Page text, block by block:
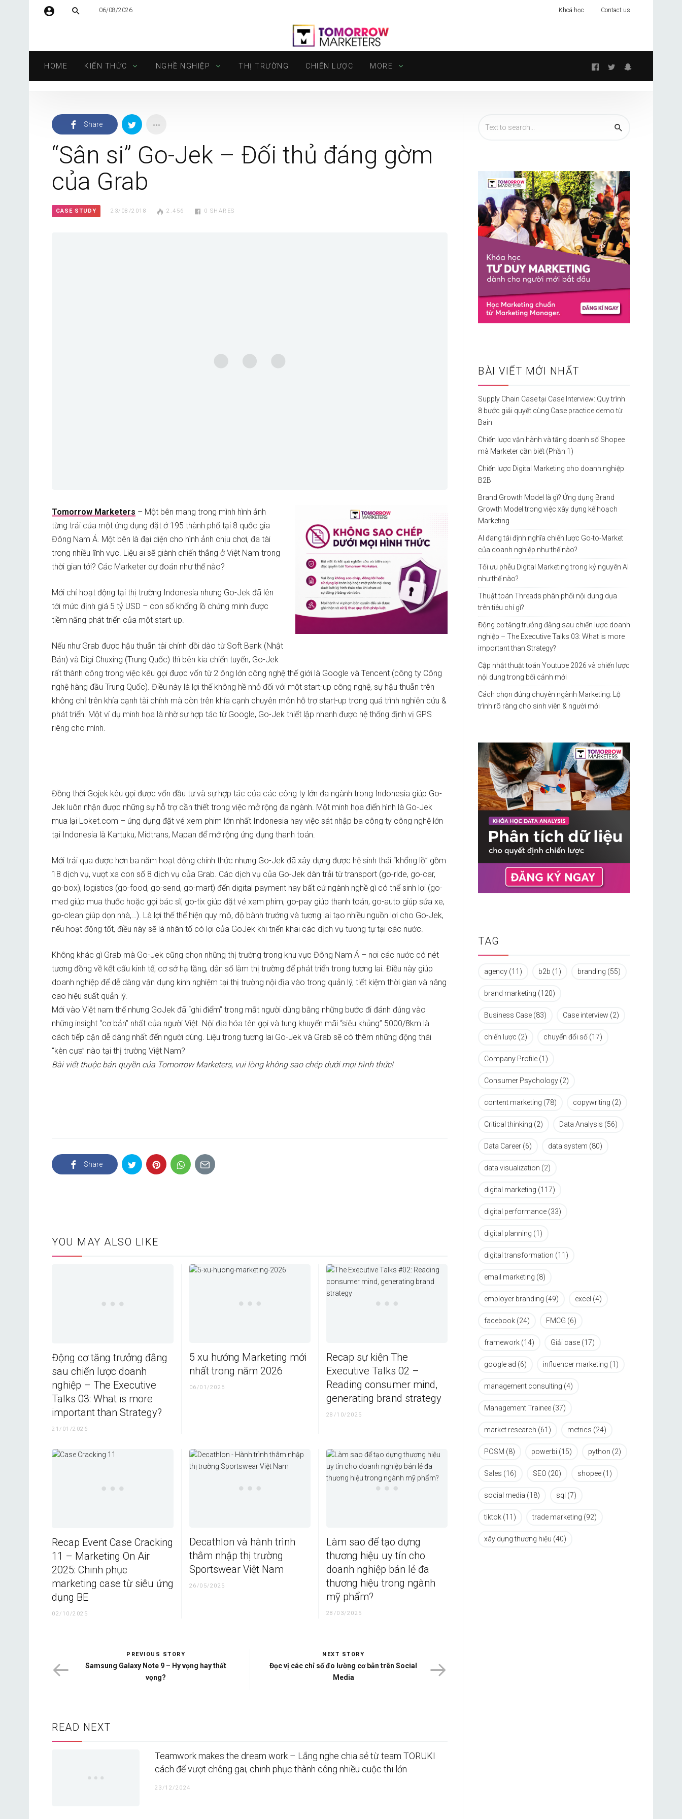
Mật khẩu
Tự động đăng nhập
06/08/2026 Khoá học Contact us
HOME KIẾN THỨC NGHỀ NGHIỆP THỊ TRƯỜNG CHIẾN LƯỢC MORE Follow
Share
“Sân si” Go-Jek – Đối thủ đáng gờm
của Grab
CASE STUDY 23/08/2018 2.456 0 SHARES
Tomorrow Marketers – Một bên mang trong mình hình ảnh
từng trải của một ứng dụng đặt ở 195 thành phố tại 8 quốc gia
Đông Nam Á. Một bên là đại diện cho hình ảnh chịu chơi, đa tài
trong nhiều lĩnh vực. Liệu ai sẽ giành chiến thắng ở Việt Nam trong
thời gian tới? Các Marketer dự đoán như thế nào?
Mới chỉ hoạt động tại thị trường Indonesia nhưng Go-Jek đã lên
tới mức định giá 5 tỷ USD – con số khổng lồ chứng minh được
tiềm năng phát triển của một start-up.
Nếu như Grab được hậu thuẫn tài chính dồi dào từ Soft Bank (Nhật
Bản) và Digi Chuxing (Trung Quốc) thì bên kia chiến tuyến, Go-Jek
rất thành công trong việc kêu gọi được vốn từ 2 ông lớn công nghệ thế giới là Google và Tencent (công ty Công
nghệ hàng đầu Trung Quốc). Điều này là lợi thế không hề nhỏ đối với một start-up công nghệ, sự hậu thuẫn trên
không chỉ trên khía cạnh tài chính mà còn trên khía cạnh chuyên môn hỗ trợ start-up trong quá trình nghiên cứu &
phát triển. Một ví dụ minh họa là nhờ sự hợp tác từ Google, Go-Jek thiết lập nhanh được hệ thống định vị GPS
riêng cho mình.
Đồng thời Gojek kêu gọi được vốn đầu tư và sự hợp tác của các công ty lớn đa ngành trong Indonesia giúp Go-
Jek luôn nhận được những sự hỗ trợ cần thiết trong việc mở rộng đa ngành. Một minh họa điển hình là Go-Jek
mua lại Loket.com – ứng dụng đặt vé xem phim lớn nhất Indonesia hay việc sát nhập ba công ty công nghệ lớn
tại Indonesia là Kartuku, Midtrans, Mapan để mở rộng ứng dụng thanh toán.
Mới trải qua được hơn ba năm hoạt động chính thức nhưng Go-Jek đã xây dựng được hệ sinh thái “khổng lồ” gồm
18 dịch vụ, vượt xa con số 8 dịch vụ của Grab. Các dịch vụ của Go-Jek dàn trải từ transport (go-ride, go-car,
go-box), logistics (go-food, go-send, go-mart) đến digital payment hay bất cứ ngành nghề gì có thể sinh lợi (go-
med giúp mua thuốc hoặc gọi bác sĩ, go-tix giúp đặt vé xem phim, go-pay giúp thanh toán, go-auto giúp sửa xe,
go-clean giúp dọn nhà,…). Là lợi thế thể hiện quy mô, độ bành trướng và tương lai tạo nhiều nguồn lợi cho Go-Jek,
nếu hoạt động tốt, điều này sẽ là nhân tố có lợi của GoJek khi triển khai các dịch vụ tương tự tại các nước.
Không khác gì Grab mà Go-Jek cũng chọn những thị trường trong khu vực Đông Nam Á – nơi các nước có nét
tương đồng về kết cấu kinh tế, cơ sở hạ tầng, dân số làm thị trường để phát triển trong tương lai. Điều này giúp
doanh nghiệp để dễ dàng vận dụng kinh nghiệm tại thị trường nội địa vào trong quản lý, tiết kiệm thời gian và nâng
cao hiệu suất quản lý.
Mới vào Việt nam thế nhưng GoJek đã “ghi điểm” trong mắt người dùng bằng những bước đi đánh đúng vào
những insight “cơ bản” nhất của người Việt. Nội địa hóa tên gọi và tung khuyến mãi “siêu khủng” 5000/8km là
cách tiếp cận dễ dàng nhất đến người dùng. Liệu trong tương lai Go-Jek và Grab sẽ có thêm những động thái
“kèn cựa” nào tại thị trường Việt Nam?
Bài viết thuộc bản quyền của Tomorrow Marketers, vui lòng không sao chép dưới mọi hình thức!
Share
YOU MAY ALSO LIKE
Động cơ tăng trưởng đằng
sau chiến lược doanh
nghiệp – The Executive
Talks 03: What is more
important than Strategy?
21/01/2026
5 xu hướng Marketing mới
nhất trong năm 2026
06/01/2026
Recap sự kiện The
Executive Talks 02 –
Reading consumer mind,
generating brand strategy
28/10/2025
Recap Event Case Cracking
11 – Marketing On Air
2025: Chinh phục
marketing case từ siêu ứng
dụng BE
02/10/2025
Decathlon và hành trình
thâm nhập thị trường
Sportswear Việt Nam
26/05/2025
Làm sao để tạo dựng
thương hiệu uy tín cho
doanh nghiệp bán lẻ đa
thương hiệu trong ngành
mỹ phẩm?
28/03/2025
PREVIOUS STORY
Samsung Galaxy Note 9 – Hy vọng hay thất
vọng?
NEXT STORY
Đọc vị các chỉ số đo lường cơ bản trên Social
Media
READ NEXT
Teamwork makes the dream work – Lắng nghe chia sẻ từ team TORUKI
cách để vượt chông gai, chinh phục thành công nhiều cuộc thi lớn
23/12/2024
BÀI VIẾT MỚI NHẤT
Supply Chain Case tại Case Interview: Quy trình
8 bước giải quyết cùng Case practice demo từ
Bain
Chiến lược vận hành và tăng doanh số Shopee
mà Marketer cần biết (Phần 1)
Chiến lược Digital Marketing cho doanh nghiệp
B2B
Brand Growth Model là gì? Ứng dụng Brand
Growth Model trong việc xây dựng kế hoạch
Marketing
AI đang tái định nghĩa chiến lược Go-to-Market
của doanh nghiệp như thế nào?
Tối ưu phễu Digital Marketing trong kỷ nguyên AI
như thế nào?
Thuật toán Threads phân phối nội dung dựa
trên tiêu chí gì?
Động cơ tăng trưởng đằng sau chiến lược doanh
nghiệp – The Executive Talks 03: What is more
important than Strategy?
Cập nhật thuật toán Youtube 2026 và chiến lược
nội dung trong bối cảnh mới
Cách chọn đúng chuyên ngành Marketing: Lộ
trình rõ ràng cho sinh viên & người mới
TAG
agency (11) b2b (1) branding (55)
brand marketing (120)
Business Case (83) Case interview (2)
chiến lược (2) chuyển đổi số (17)
Company Profile (1)
Consumer Psychology (2)
content marketing (78) copywriting (2)
Critical thinking (2) Data Analysis (56)
Data Career (6) data system (80)
data visualization (2)
digital marketing (117)
digital performance (33)
digital planning (1)
digital transformation (11)
email marketing (8)
employer branding (49) excel (4)
facebook (24) FMCG (6)
framework (14) Giải case (17)
google ad (6) influencer marketing (1)
management consulting (4)
Management Trainee (37)
market research (61) metrics (24)
POSM (8) powerbi (15) python (2)
Sales (16) SEO (20) shopee (1)
social media (18) sql (7)
tiktok (11) trade marketing (92)
xây dựng thương hiệu (40)